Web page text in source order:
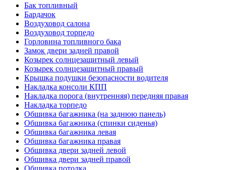
Бак топливный
Бардачок
Воздуховод салона
Воздуховод торпедо
Горловина топливного бака
Замок двери задней правой
Козырек солнцезащитный левый
Козырек солнцезащитный правый
Крышка подушки безопасности водителя
Накладка консоли КПП
Накладка порога (внутренняя) передняя правая
Накладка торпедо
Обшивка багажника (на заднюю панель)
Обшивка багажника (спинки сиденья)
Обшивка багажника левая
Обшивка багажника правая
Обшивка двери задней левой
Обшивка двери задней правой
Обшивка потолка